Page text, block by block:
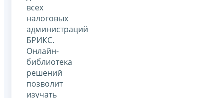
всех
налоговых
администраций
БРИКС.
Онлайн-
библиотека
решений
позволит
изучать